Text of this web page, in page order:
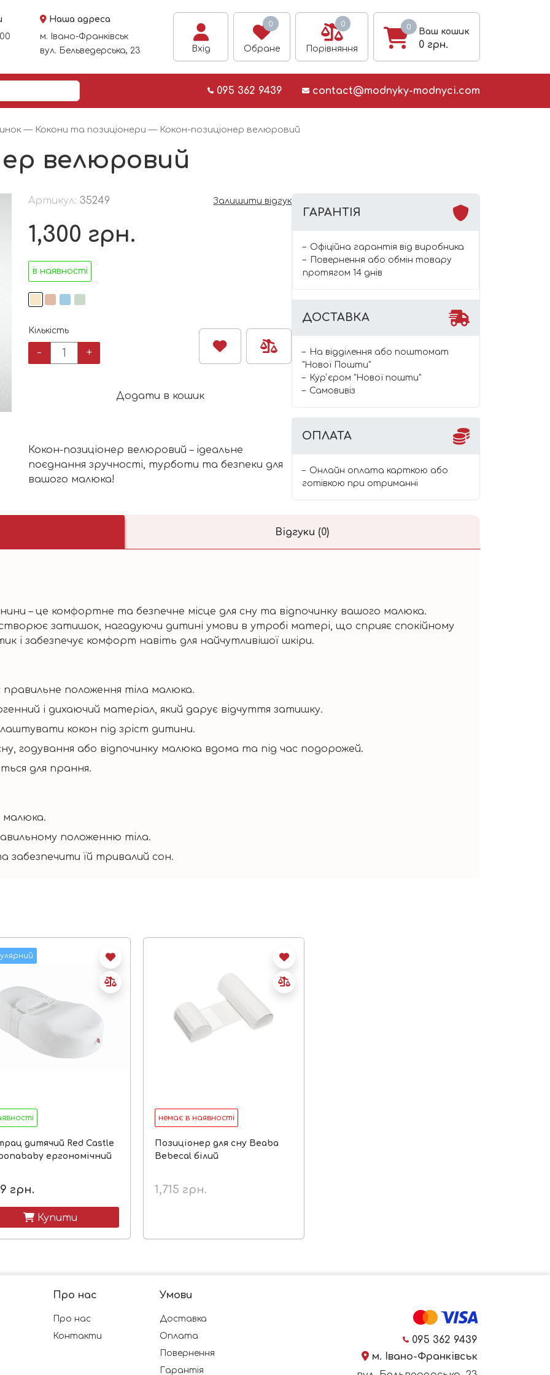
Наша адреса
м. Івано-Франківськ
вул. Бельведерська, 23
Вхід
0
Обране
0
Порівняння
0
Ваш кошик
0 грн.
095 362 9439 contact@modnyky-modnyci.com
— Кокони та позиціонери — Кокон-позиціонер велюровий
велюровий
Артикул: 35249 Залишити відгук
1,300 грн.
в наявності
Кількість
-
Кокон-
+
Додати в кошик
Кокон-позиціонер велюровий – ідеальне
поєднання зручності, турботи та безпеки для
вашого малюка!
ГАРАНТІЯ
Офіційна гарантія від виробника
Повернення або обмін товару
протягом 14 днів
ДОСТАВКА
На відділення або поштомат
"Нової Пошти"
Курʼєром "Нової пошти"
Самовивіз
ОПЛАТА
Онлайн оплата карткою або
готівкою при отриманні
Відгуки (0)
– це комфортне та безпечне місце для сну та відпочинку вашого малюка.
створює затишок, нагадуючи дитині умови в утробі матері, що сприяє спокійному
і забезпечує комфорт навіть для найчутливішої шкіри.
правильне положення тіла малюка.
і дихаючий матеріал, який дарує відчуття затишку.
кокон під зріст дитини.
годування або відпочинку малюка вдома та під час подорожей.
для прання.
малюка.
положенню тіла.
забезпечити їй тривалий сон.
дитячий Red Castle
ергономічний
грн.
 Купити
немає в наявності
Позиціонер для сну Beaba
Bebecal білий
1,715 грн.
Про нас
Про нас
Контакти
Умови
Доставка
Оплата
Повернення
Гарантія
095 362 9439
м. Івано-Франківськ